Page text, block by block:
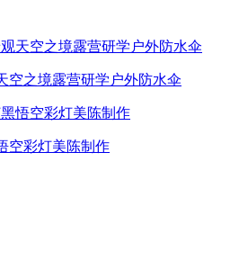
空之境露营研学户外防水伞
空彩灯美陈制作